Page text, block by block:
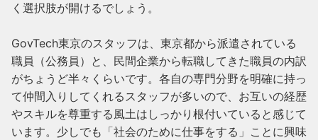
く選択肢が開けるでしょう。
GovTech東京のスタッフは、東京都から派遣されている
職員（公務員）と、民間企業から転職してきた職員の内訳
がちょうど半々くらいです。各自の専門分野を明確に持っ
て仲間入りしてくれるスタッフが多いので、お互いの経歴
やスキルを尊重する風土はしっかり根付いていると感じて
います。少しでも「社会のために仕事をする」ことに興味